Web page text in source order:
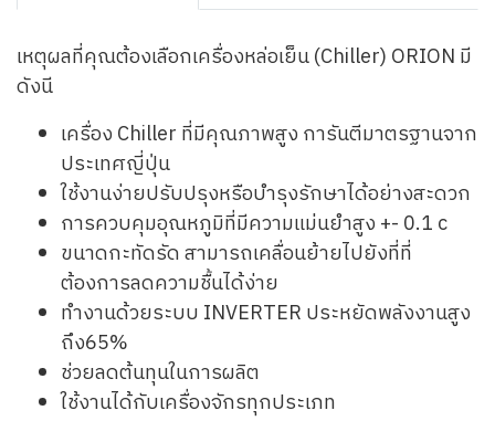
เหตุผลที่คุณต้องเลือกเครื่องหล่อเย็น (Chiller)​ ORION มี
ดังนี
เครื่อง Chiller ที่มีคุณภาพสูง การันตีมาตรฐานจาก
ประเทศญี่ปุ่น
ใช้งานง่ายปรับปรุงหรือบำรุงรักษาได้อย่างสะดวก
การควบคุมอุณหภูมิที่มีความแม่นยำสูง +- 0.1 c
ขนาดกะทัดรัด สามารถเคลื่อนย้ายไปยังที่ที่
ต้องการลดความชื้นได้ง่าย
ทำงานด้วยระบบ INVERTER ประหยัดพลังงานสูง
ถึง65%
ช่วยลดต้นทุนในการผลิต
ใช้งานได้กับเครื่องจักรทุกประเภท